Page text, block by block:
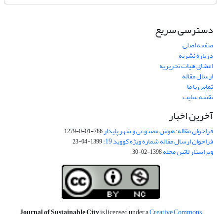
دسترسی سریع
صفحه اصلی
درباره نشریه
اعضای هیات تحریریه
ارسال مقاله
تماس با ما
نقشه سایت
آخرین اخبار
فراخوان مقاله: هوش مصنوعی و شهر پایدار786-01-0-1279
فراخوان ارسال مقاله شماره ویژه کووید 19: 1399-04-23
ویراستار لاتین مجله1398-02-30